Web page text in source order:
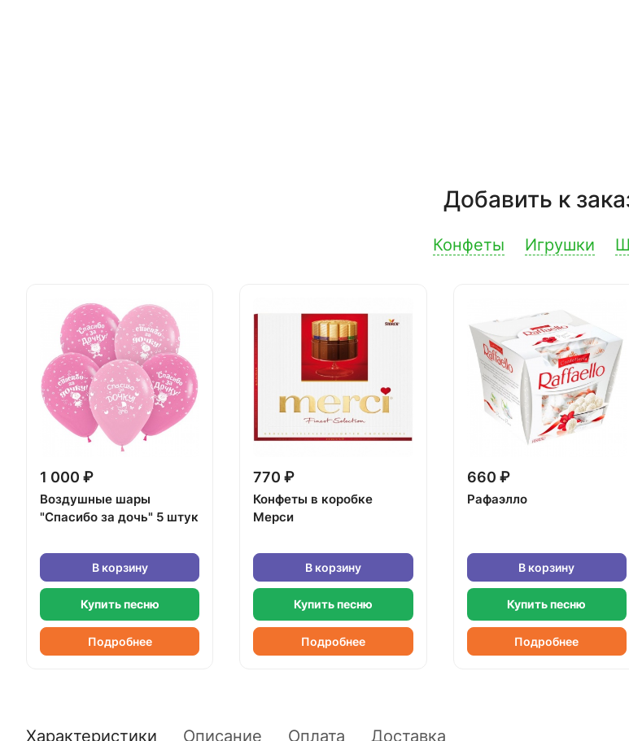
Добавить к
Конфеты Игрушки
1 000 ₽
Воздушные шары
"Спасибо за дочь" 5 штук
В корзину
Купить песню
Подробнее
770 ₽
Конфеты в коробке
Мерси
В корзину
Купить песню
Подробнее
660 ₽
Рафаэлло
В корзину
Купить песню
Подробнее
Характеристики Описание Оплата Доставка